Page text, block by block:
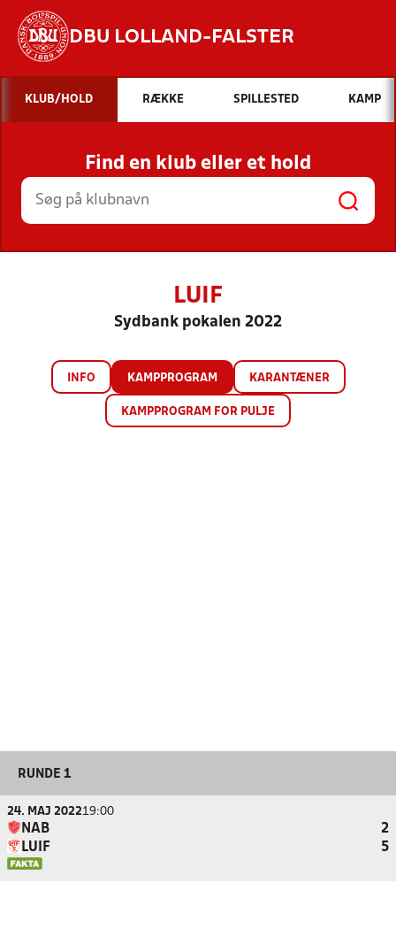
DBU LOLLAND-FALSTER
Hvad vil du søge efter?
INDHOLD OG NYHEDER
STILLINGER, RESULTATER, KLUBBER OG
HOLD
KLUB/HOLD RÆKKE SPILLESTED KAMP
Find en klub eller et hold
LUIF
Sydbank pokalen 2022
INFO KAMPPROGRAM KARANTÆNER
KAMPPROGRAM FOR PULJE
RUNDE 1
24. MAJ 202219:00
NAB
2
LUIF
5